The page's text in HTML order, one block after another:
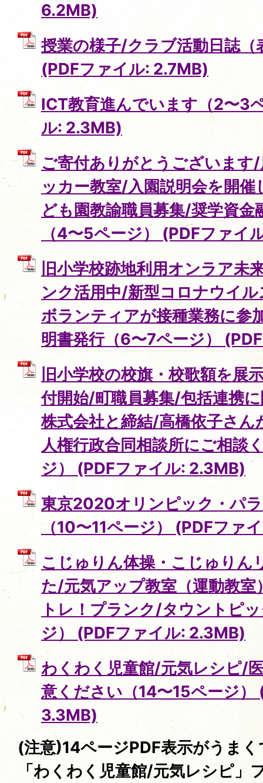
6.2MB)
授業の様子/クラブ活動日誌
(PDFファイル: 2.7MB)
ICT教育進んでいます（2〜3
ル: 2.3MB)
ご寄付ありがとうございます
ッカー教室/入園説明会を開
ども園教諭職員募集/奨学資金
（4〜5ページ） (PDFファイ
旧小学校跡地利用オンラア未
ンク活用中/新型コロナウイ
ボランティアが接種業務に参
明書発行（6〜7ページ）
旧小学校の校旗・校歌額を展
付開始/町職員募集/包括連携
株式会社と締結/高橋依子さん
人権行政合同相談所にご相談
ジ） (PDFファイル: 2.3MB)
東京2020オリンピック・パ
（10〜11ページ） (PDFファ
こじゅりん体操・こじゅりん
た/元気アップ教室（運動教
トレ！プランク/タウントピ
ジ） (PDFファイル: 2.3MB)
わくわく児童館/元気レシピ/
意ください（14〜15ページ）
3.3MB)
(注意)14ページPDF表示がうま
「わくわく児童館/元気レシピ」